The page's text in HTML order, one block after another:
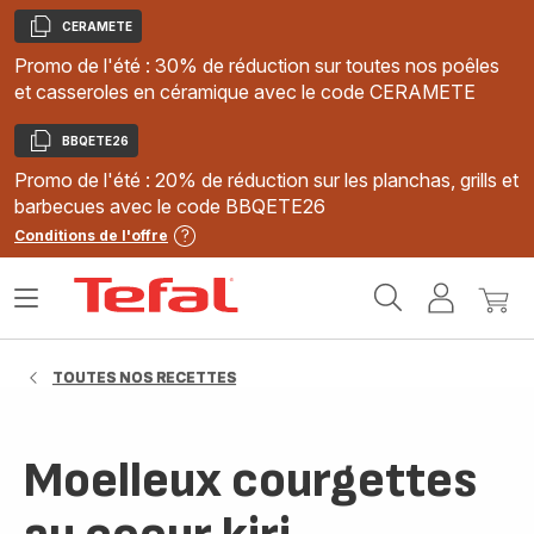
Copier
CERAMETE
Promo de l'été : 30% de réduction sur toutes nos poêles
et casseroles en céramique avec le code CERAMETE
Copier
BBQETE26
Promo de l'été : 20% de réduction sur les planchas, grills et
barbecues avec le code BBQETE26
Conditions de l'offre
MonMon
Ouvrir
TOUTES NOS RECETTES
Moelleux courgettes